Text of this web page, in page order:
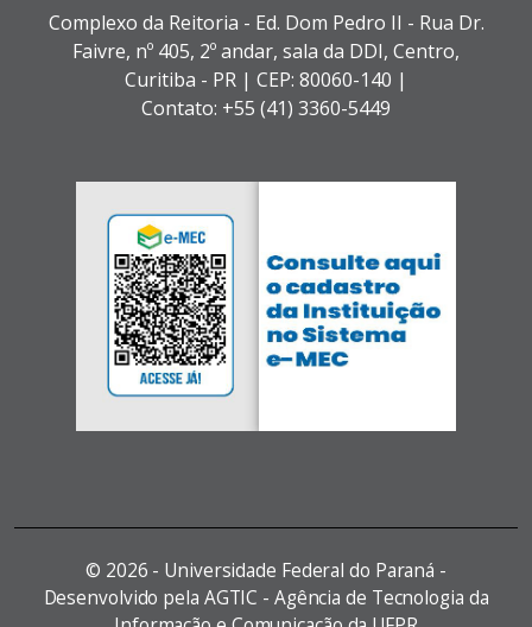
Complexo da Reitoria - Ed. Dom Pedro II - Rua Dr.
Faivre, nº 405, 2º andar, sala da DDI, Centro,
Curitiba - PR | CEP: 80060-140 |
Contato: +55 (41) 3360-5449
© 2026 - Universidade Federal do Paraná -
Desenvolvido pela AGTIC - Agência de Tecnologia da